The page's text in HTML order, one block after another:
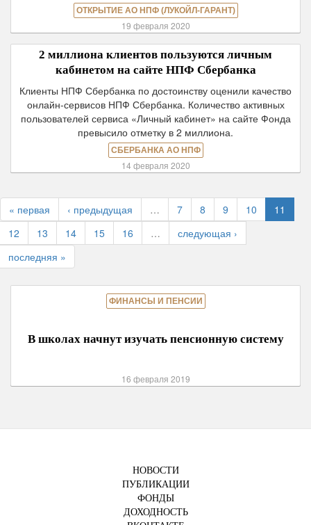
ОТКРЫТИЕ АО НПФ (ЛУКОЙЛ-ГАРАНТ)
19 февраля 2020
2 миллиона клиентов пользуются личным
кабинетом на сайте НПФ Сбербанка
Клиенты НПФ Сбербанка по достоинству оценили качество
онлайн-сервисов НПФ Сбербанка. Количество активных
пользователей сервиса «Личный кабинет» на сайте Фонда
превысило отметку в 2 миллиона.
СБЕРБАНКА АО НПФ
14 февраля 2020
« первая ‹ предыдущая … 7 8 9 10
11
12
13 14 15 16 …
следующая ›
последняя »
ФИНАНСЫ И ПЕНСИИ
В школах начнут изучать пенсионную систему
16 февраля 2019
НОВОСТИ
ПУБЛИКАЦИИ
ФОНДЫ
ДОХОДНОСТЬ